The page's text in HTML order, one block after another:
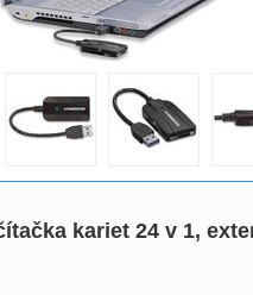
kariet 24 v 1,